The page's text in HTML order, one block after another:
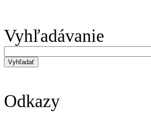
Vyhľadávanie
Odkazy